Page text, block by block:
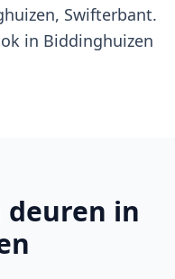
Swifterbant.
in Biddinghuizen
deuren in